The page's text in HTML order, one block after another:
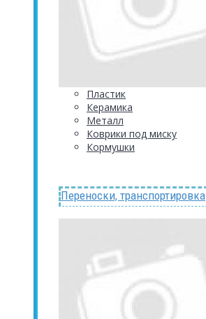
Пластик
Керамика
Металл
Коврики под миску
Кормушки
Переноски, транспортировка